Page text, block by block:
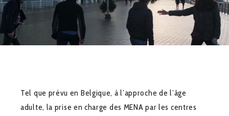
Tel que prévu en Belgique, à l’approche de l’âge
adulte, la prise en charge des MENA par les centres